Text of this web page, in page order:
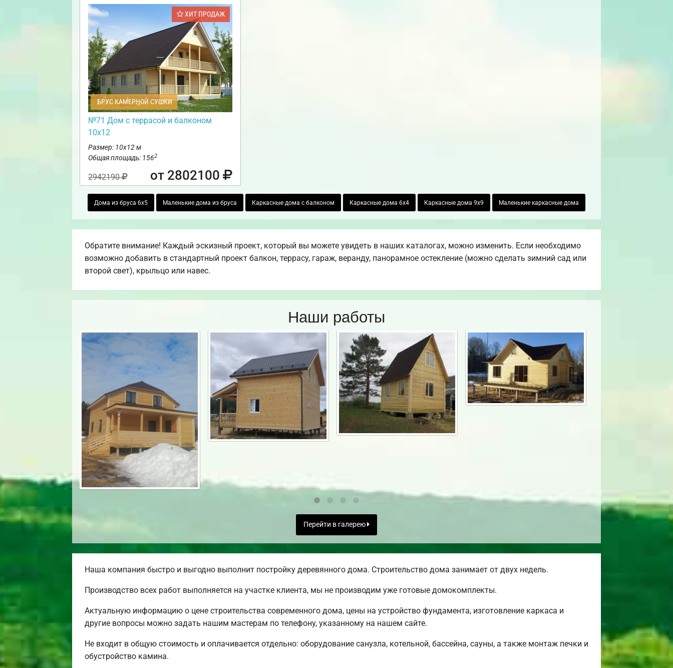
ХИТ ПРОДАЖ
БРУС КАМЕРНОЙ СУШКИ
№71 Дом с террасой и балконом
10х12
Размер: 10х12 м
Общая площадь: 1562
2942190 от 2802100
Дома из бруса 6х5 Маленькие дома из бруса Каркасные дома с балконом Каркасные дома 6х4 Каркасные дома 9х9 Маленькие каркасные дома
Обратите внимание! Каждый эскизный проект, который вы можете увидеть в наших каталогах, можно изменить. Если необходимо
возможно добавить в стандартный проект балкон, террасу, гараж, веранду, панорамное остекление (можно сделать зимний сад или
второй свет), крыльцо или навес.
Наши работы
Перейти в галерею
Наша компания быстро и выгодно выполнит постройку деревянного дома. Строительство дома занимает от двух недель.
Производство всех работ выполняется на участке клиента, мы не производим уже готовые домокомплекты.
Актуальную информацию о цене строительства современного дома, цены на устройство фундамента, изготовление каркаса и
другие вопросы можно задать нашим мастерам по телефону, указанному на нашем сайте.
Не входит в общую стоимость и оплачивается отдельно: оборудование санузла, котельной, бассейна, сауны, а также монтаж печки и
обустройство камина.